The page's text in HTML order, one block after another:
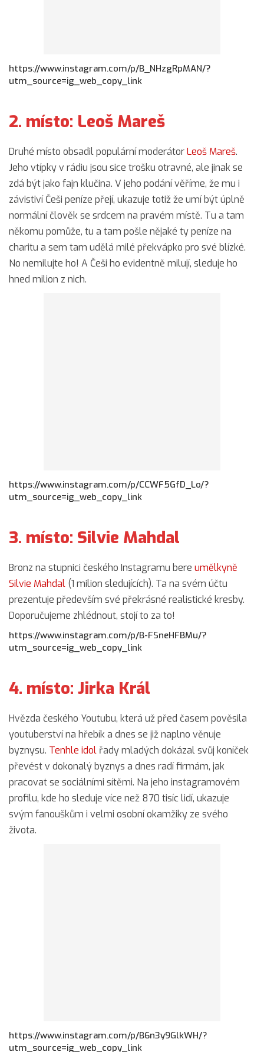
https://www.instagram.com/p/B_NHzgRpMAN/?
utm_source=ig_web_copy_link
2. místo: Leoš Mareš
Druhé místo obsadil populární moderátorLeoš Mareš.
Jeho vtípky v rádiu jsou sice trošku otravné, ale jinak se
zdá být jako fajn klučina. V jeho podání věříme, že mu i
závistiví Češi peníze přejí, ukazuje totiž že umí být úplně
normální člověk se srdcem na pravém místě. Tu a tam
někomu pomůže, tu a tam pošle nějaké ty peníze na
charitu a sem tam udělá milé překvápko pro své blízké.
No nemilujte ho! A Češi ho evidentně milují, sleduje ho
hned milion z nich.
https://www.instagram.com/p/CCWF5GfD_Lo/?
utm_source=ig_web_copy_link
3. místo: Silvie Mahdal
Bronz na stupnici českého Instagramu bere umělkyně
Silvie Mahdal (1 milion sledujících). Ta na svém účtu
prezentuje především své překrásné realistické kresby.
Doporučujeme zhlédnout, stojí to za to!
https://www.instagram.com/p/B-FSneHFBMu/?
utm_source=ig_web_copy_link
4. místo: Jirka Král
Hvězda českého Youtubu, která už před časem pověsila
youtuberství na hřebík a dnes se již naplno věnuje
byznysu. Tenhle idol řady mladých dokázal svůj koníček
převést v dokonalý byznys a dnes radí firmám, jak
pracovat se sociálními sítěmi. Na jeho instagramovém
profilu, kde ho sleduje více než 870 tisíc lidí, ukazuje
svým fanouškům i velmi osobní okamžiky ze svého
života.
https://www.instagram.com/p/B6n3y9GlkWH/?
utm_source=ig_web_copy_link